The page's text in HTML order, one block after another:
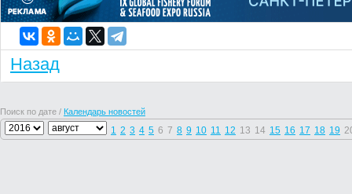
Назад
Поиск по дате / Календарь новостей
1 2 3 4 5 6 7 8 9 10 11 12 13 14 15 16 17 18 19